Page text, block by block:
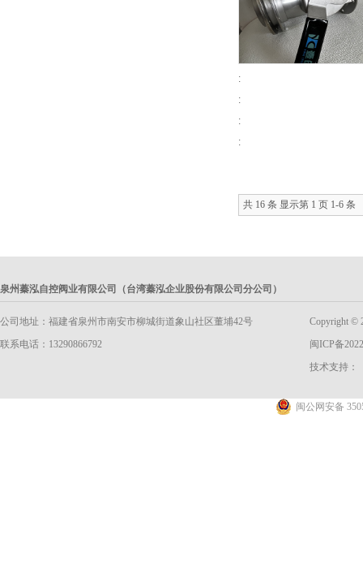
:
:
:
:
共 16 条 显示第 1 页 1-6 条
泉州蓁泓自控阀业有限公司（台湾蓁泓企业股份有限公司分公司）
公司地址：福建省泉州市南安市柳城街道象山社区董埔42号
联系电话：13290866792
Copyright ©
闽ICP备
技术支持：
闽公网安备